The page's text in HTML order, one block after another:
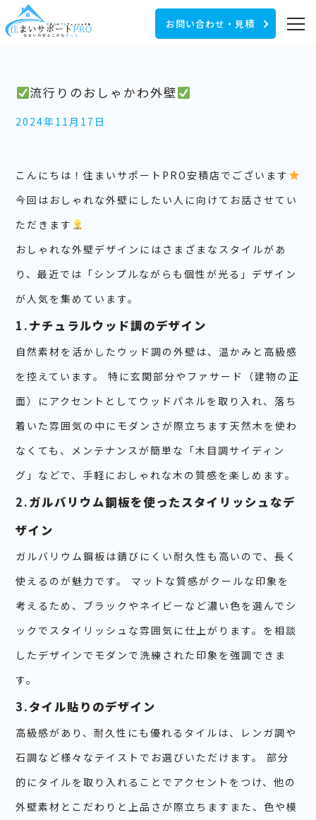
お問い合わせ・見積
流行りのおしゃかわ外壁
2024年11月17日
こんにちは！住まいサポートPRO安積店でございます
今回はおしゃれな外壁にしたい人に向けてお話させてい
ただきます
おしゃれな外壁デザインにはさまざまなスタイルがあ
り、最近では「シンプルながらも個性が光る」デザイン
が人気を集めています。
1.ナチュラルウッド調のデザイン
自然素材を活かしたウッド調の外壁は、温かみと高級感
を控えています。 特に玄関部分やファサード（建物の正
面）にアクセントとしてウッドパネルを取り入れ、落ち
着いた雰囲気の中にモダンさが際立ちます天然木を使わ
なくても、メンテナンスが簡単な「木目調サイディン
グ」などで、手軽におしゃれな木の質感を楽しめます。
2.ガルバリウム鋼板を使ったスタイリッシュなデ
ザイン
ガルバリウム鋼板は錆びにくい耐久性も高いので、長く
使えるのが魅力です。 マットな質感がクールな印象を
考えるため、ブラックやネイビーなど濃い色を選んでシ
ックでスタイリッシュな雰囲気に仕上がります。を相談
したデザインでモダンで洗練された印象を強調できま
す。
3.タイル貼りのデザイン
高級感があり、耐久性にも優れるタイルは、レンガ調や
石調など様々なテイストでお選びいただけます。 部分
的にタイルを取り入れることでアクセントをつけ、他の
外壁素材とこだわりと上品さが際立ちますまた、色や模